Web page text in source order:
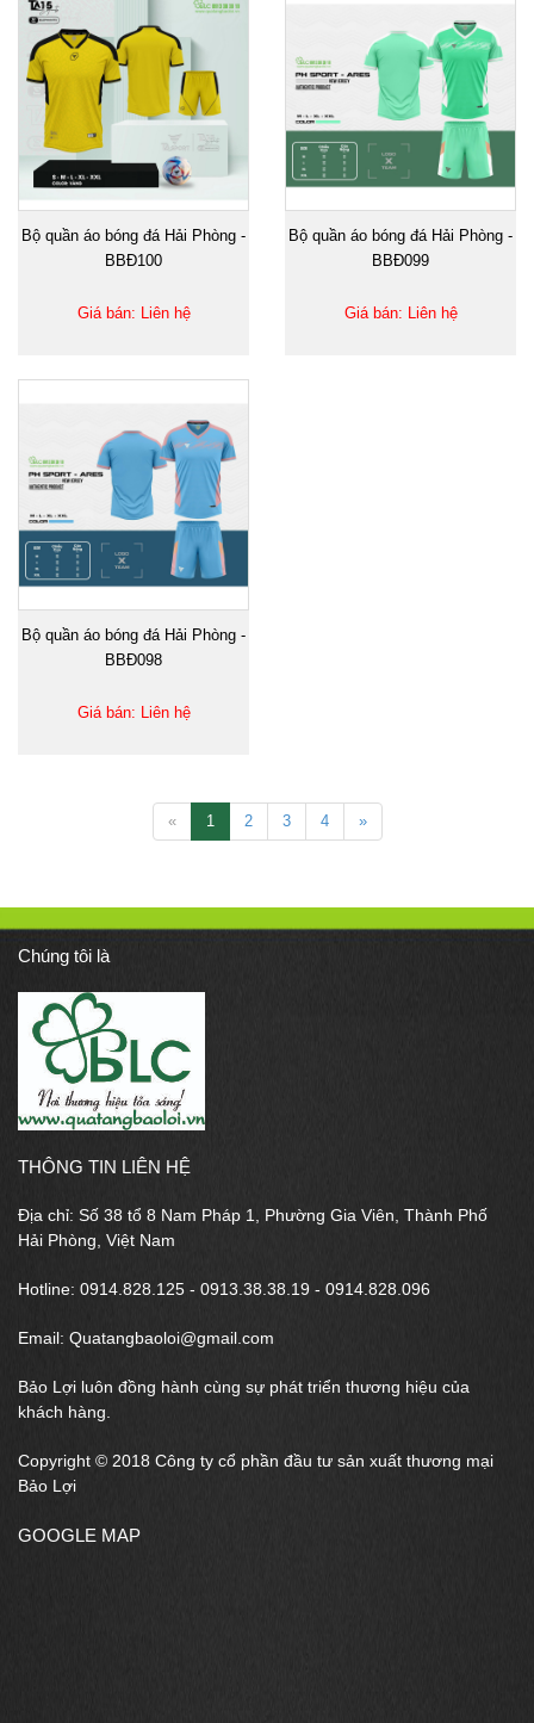
Bộ quần áo bóng đá Hải Phòng -
BBĐ100
Giá bán: Liên hệ
Bộ quần áo bóng đá Hải Phòng -
BBĐ099
Giá bán: Liên hệ
Bộ quần áo bóng đá Hải Phòng -
BBĐ098
Giá bán: Liên hệ
« 1 2 3 4 »
Chúng tôi là
THÔNG TIN LIÊN HỆ
Địa chỉ: Số 38 tổ 8 Nam Pháp 1, Phường Gia Viên, Thành Phố
Hải Phòng, Việt Nam
Hotline: 0914.828.125 - 0913.38.38.19 - 0914.828.096
Email: Quatangbaoloi@gmail.com
Bảo Lợi luôn đồng hành cùng sự phát triển thương hiệu của
khách hàng.
Copyright © 2018 Công ty cổ phần đầu tư sản xuất thương mại
Bảo Lợi
GOOGLE MAP